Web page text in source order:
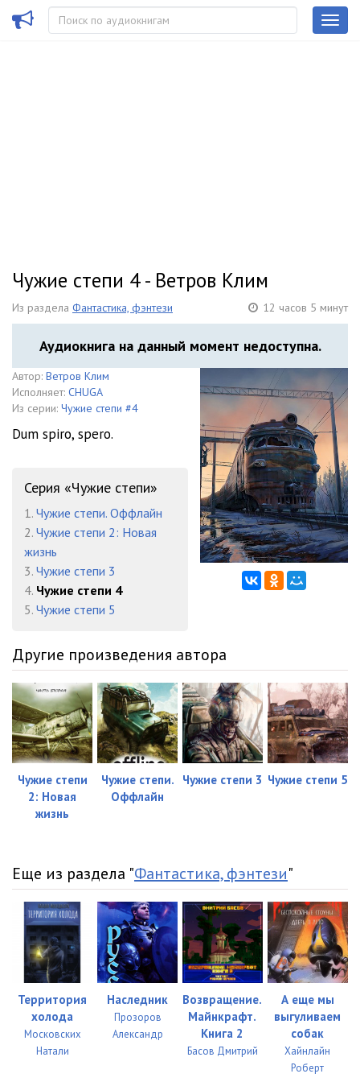
Чужие степи 4 - Ветров Клим
Из раздела Фантастика, фэнтези 12 часов 5 минут
Аудиокнига на данный момент недоступна.
Автор: Ветров Клим
Исполняет: CHUGA
Из серии: Чужие степи #4
Dum spiro, spero.
Серия «Чужие степи»
1. Чужие степи. Оффлайн
2. Чужие степи 2: Новая
жизнь
3. Чужие степи 3
4. Чужие степи 4
5. Чужие степи 5
Другие произведения автора
Чужие степи
2: Новая
жизнь
Чужие степи.
Оффлайн
Чужие степи 3 Чужие степи 5
Еще из раздела "Фантастика, фэнтези"
Территория
холода
Московских
Натали
Наследник
Прозоров
Александр
Возвращение.
Майнкрафт.
Книга 2
Басов Дмитрий
А еще мы
выгуливаем
собак
Хайнлайн
Роберт